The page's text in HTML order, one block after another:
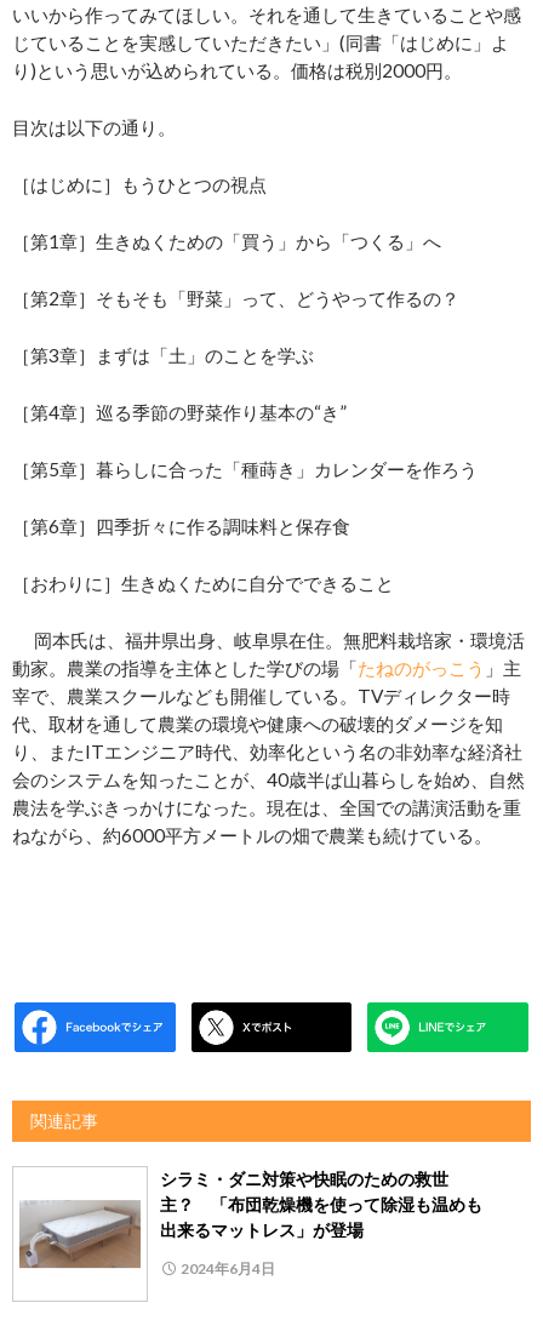
いいから作ってみてほしい。それを通して生きていることや感
じていることを実感していただきたい」(同書「はじめに」よ
り)という思いが込められている。価格は税別2000円。
目次は以下の通り。
［はじめに］もうひとつの視点
［第1章］生きぬくための「買う」から「つくる」へ
［第2章］そもそも「野菜」って、どうやって作るの？
［第3章］まずは「土」のことを学ぶ
［第4章］巡る季節の野菜作り基本の“き”
［第5章］暮らしに合った「種蒔き」カレンダーを作ろう
［第6章］四季折々に作る調味料と保存食
［おわりに］生きぬくために自分でできること
岡本氏は、福井県出身、岐阜県在住。無肥料栽培家・環境活
動家。農業の指導を主体とした学びの場「たねのがっこう 」主
宰で、農業スクールなども開催している。TVディレクター時
代、取材を通して農業の環境や健康への破壊的ダメージを知
り、またITエンジニア時代、効率化という名の非効率な経済社
会のシステムを知ったことが、40歳半ば山暮らしを始め、自然
農法を学ぶきっかけになった。現在は、全国での講演活動を重
ねながら、約6000平方メートルの畑で農業も続けている。
関連記事
シラミ・ダニ対策や快眠のための救世
主？ 「布団乾燥機を使って除湿も温めも
出来るマットレス」が登場
2024年6月4日